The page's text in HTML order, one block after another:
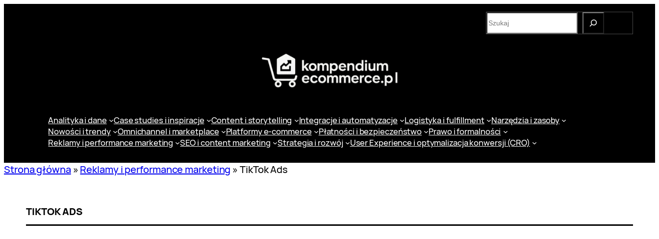
S
e
Analityka i dane Case studies i inspiracje Content i storytelling Integracje i automatyzacje Logistyka i fulfillment
Narzędzia i zasoby
Nowości i trendy
Omnichannel i marketplace Platformy e-commerce Płatności i bezpieczeństwo
Prawo i formalności
Reklamy i performance marketing
SEO i content marketing Strategia i rozwój User Experience i optymalizacja konwersji (CRO)
Strona główna »Reklamy i performance marketing »TikTok Ads
TIKTOK ADS